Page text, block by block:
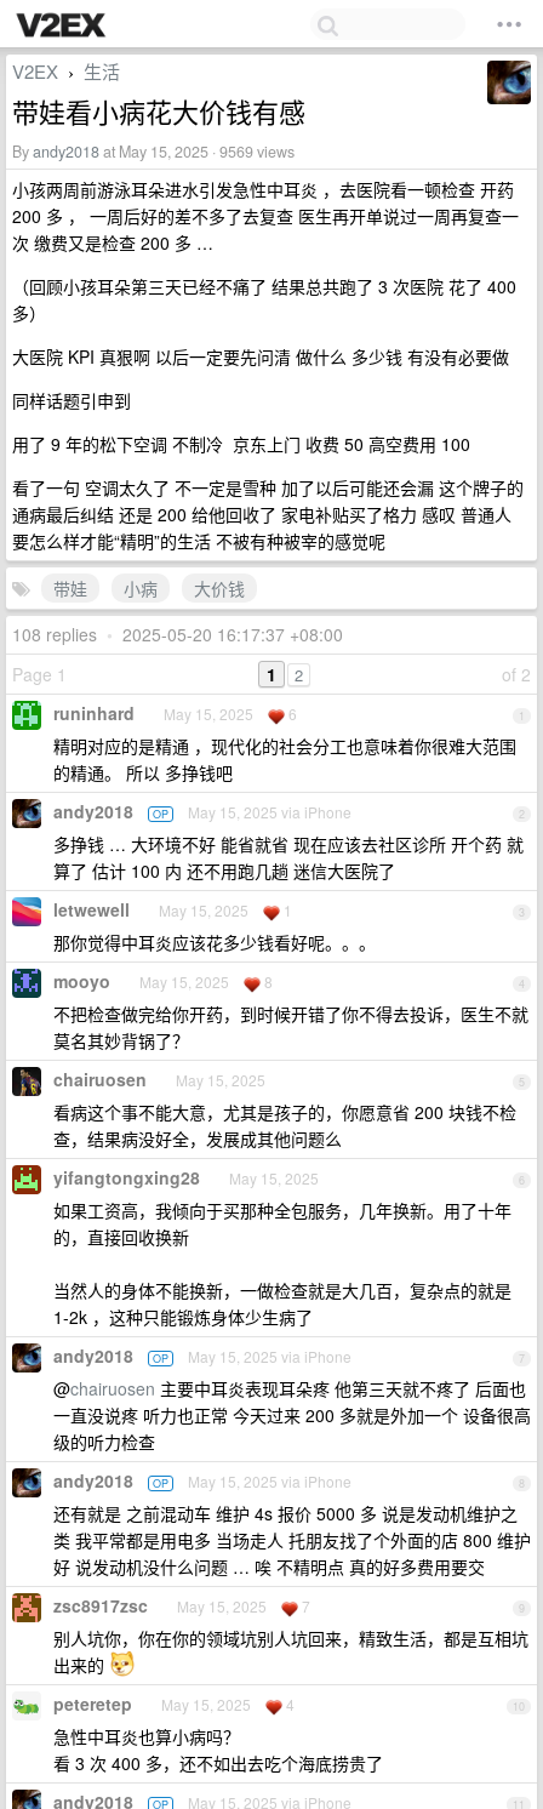
V2EX › 生活
带娃看小病花大价钱有感
Byandy2018at May 15, 2025 · 9569 views
小孩两周前游泳耳朵进水引发急性中耳炎 ，去医院看一顿检查 开药
200 多 ， 一周后好的差不多了去复查 医生再开单说过一周再复查一
次 缴费又是检查 200 多 …
（回顾小孩耳朵第三天已经不痛了 结果总共跑了 3 次医院 花了 400
多）
大医院 KPI 真狠啊 以后一定要先问清 做什么 多少钱 有没有必要做
同样话题引申到
用了 9 年的松下空调 不制冷 京东上门 收费 50 高空费用 100
看了一句 空调太久了 不一定是雪种 加了以后可能还会漏 这个牌子的
通病最后纠结 还是 200 给他回收了 家电补贴买了格力 感叹 普通人
要怎么样才能“精明”的生活 不被有种被宰的感觉呢
带娃
小病
大价钱
108 replies • 2025-05-20 16:17:37 +08:00
Page 1
of 2
1 2
1
runinhard May 15, 2025 6
精明对应的是精通 ，现代化的社会分工也意味着你很难大范围
的精通。 所以 多挣钱吧
2
andy2018 OP May 15, 2025 via iPhone
多挣钱 … 大环境不好 能省就省 现在应该去社区诊所 开个药 就
算了 估计 100 内 还不用跑几趟 迷信大医院了
3
letwewell May 15, 2025 1
那你觉得中耳炎应该花多少钱看好呢。。。
4
mooyo May 15, 2025 8
不把检查做完给你开药，到时候开错了你不得去投诉，医生不就
莫名其妙背锅了？
5
chairuosen May 15, 2025
看病这个事不能大意，尤其是孩子的，你愿意省 200 块钱不检
查，结果病没好全，发展成其他问题么
6
yifangtongxing28 May 15, 2025
如果工资高，我倾向于买那种全包服务，几年换新。用了十年
的，直接回收换新
当然人的身体不能换新，一做检查就是大几百，复杂点的就是
1-2k ，这种只能锻炼身体少生病了
7
andy2018 OP May 15, 2025 via iPhone
@chairuosen 主要中耳炎表现耳朵疼 他第三天就不疼了 后面也
一直没说疼 听力也正常 今天过来 200 多就是外加一个 设备很高
级的听力检查
8
andy2018 OP May 15, 2025 via iPhone
还有就是 之前混动车 维护 4s 报价 5000 多 说是发动机维护之
类 我平常都是用电多 当场走人 托朋友找了个外面的店 800 维护
好 说发动机没什么问题 … 唉 不精明点 真的好多费用要交
9
zsc8917zsc May 15, 2025 7
别人坑你，你在你的领域坑别人坑回来，精致生活，都是互相坑
出来的
10
peteretep May 15, 2025 4
急性中耳炎也算小病吗？
看 3 次 400 多，还不如出去吃个海底捞贵了
11
andy2018 OP May 15, 2025 via iPhone